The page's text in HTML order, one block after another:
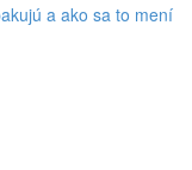
a ako sa to mení